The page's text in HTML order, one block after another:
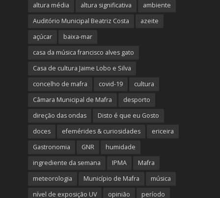
altura média altura significativa
ambiente
Auditório Municipal Beatriz Costa
azeite
açúcar
baixa-mar
casa da música francisco alves gato
Casa de cultura Jaime Lobo e Silva
concelho de mafra
covid-19
cultura
Câmara Municipal de Mafra
desporto
direção das ondas
Disto é que eu Gosto
doces
efemérides & curiosidades
ericeira
Gastronomia
GNR
humidade
ingrediente da semana
IPMA
Mafra
meteorologia
Município de Mafra
música
nível de exposição UV
opinião período